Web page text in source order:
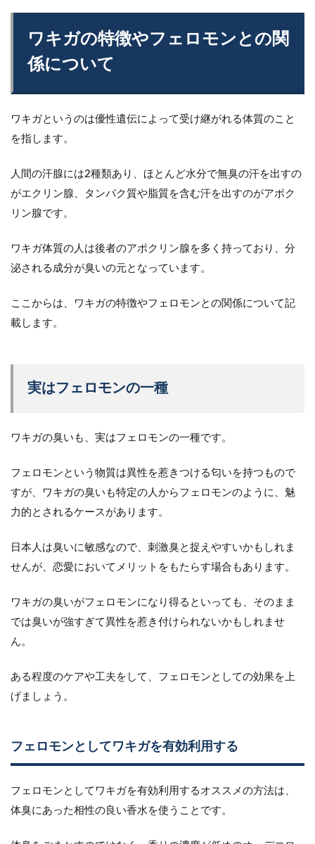
ワキガの特徴やフェロモンとの関
係について
ワキガというのは優性遺伝によって受け継がれる体質のこと
を指します。
人間の汗腺には2種類あり、ほとんど水分で無臭の汗を出すの
がエクリン腺、タンパク質や脂質を含む汗を出すのがアポク
リン腺です。
ワキガ体質の人は後者のアポクリン腺を多く持っており、分
泌される成分が臭いの元となっています。
ここからは、ワキガの特徴やフェロモンとの関係について記
載します。
実はフェロモンの一種
ワキガの臭いも、実はフェロモンの一種です。
フェロモンという物質は異性を惹きつける匂いを持つもので
すが、ワキガの臭いも特定の人からフェロモンのように、魅
力的とされるケースがあります。
日本人は臭いに敏感なので、刺激臭と捉えやすいかもしれま
せんが、恋愛においてメリットをもたらす場合もあります。
ワキガの臭いがフェロモンになり得るといっても、そのまま
では臭いが強すぎて異性を惹き付けられないかもしれませ
ん。
ある程度のケアや工夫をして、フェロモンとしての効果を上
げましょう。
フェロモンとしてワキガを有効利用する
フェロモンとしてワキガを有効利用するオススメの方法は、
体臭にあった相性の良い香水を使うことです。